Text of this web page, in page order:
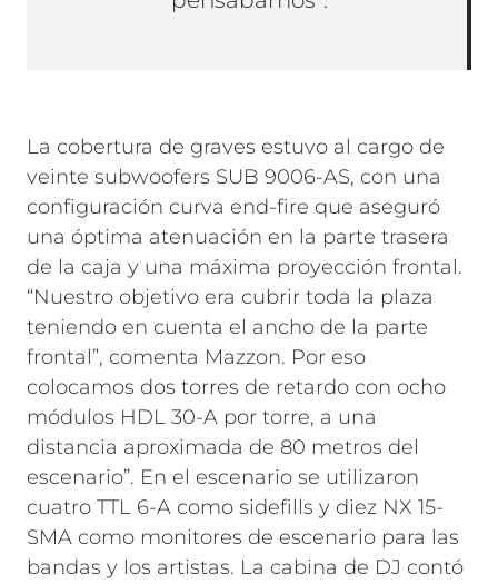
La cobertura de graves estuvo al cargo de
veinte subwoofers SUB 9006-AS, con una
configuración curva end-fire que aseguró
una óptima atenuación en la parte trasera
de la caja y una máxima proyección frontal.
“Nuestro objetivo era cubrir toda la plaza
teniendo en cuenta el ancho de la parte
frontal”, comenta Mazzon. Por eso
colocamos dos torres de retardo con ocho
módulos HDL 30-A por torre, a una
distancia aproximada de 80 metros del
escenario”. En el escenario se utilizaron
cuatro TTL 6-A como sidefills y diez NX 15-
SMA como monitores de escenario para las
bandas y los artistas. La cabina de DJ contó